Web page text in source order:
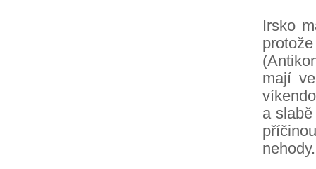
Irsko
mají
a